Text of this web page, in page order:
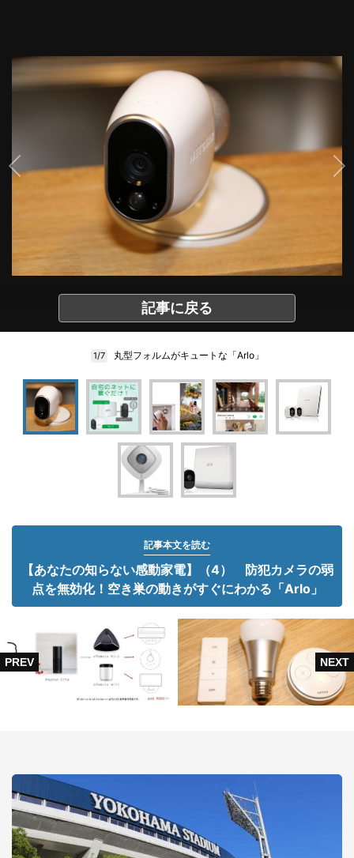
記事に戻る
1/7 丸型フォルムがキュートな「Arlo」
記事本文を読む
【あなたの知らない感動家電】（4） 防犯カメラの弱
点を無効化！空き巣の動きがすぐにわかる「Arlo」